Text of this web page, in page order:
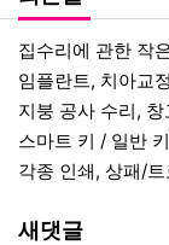
새댓글